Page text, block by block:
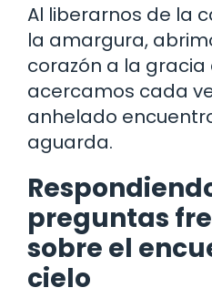
Al liberarnos de la
la amargura,
corazón a la gracia
acercamos cada
anhelado
aguarda.
preguntas
sobre el
cielo